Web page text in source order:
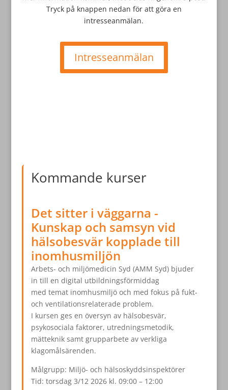
Tryck på knappen nedan för att göra en
intresseanmälan.
Intresseanmälan
Kommande kurser
Det sitter i väggarna -
Kunskap och samsyn vid
hälsobesvär kopplade till
inomhusmiljön
Arbets- och miljömedicin Syd (AMM Syd) bjuder
in till en digital utbildningsförmiddag
med temat inomhusmiljö och med fokus på fukt-
och ventilationsrelaterade problem.
I kursen ges en översyn av hälsobesvär,
psykosociala faktorer, utredningsmetodik,
mätteknik samt grupparbete av verkliga
klagomålsärenden.
Målgrupp: Miljö- och hälsoskyddsinspektörer
Tid: torsdag 3/12 2026 kl. 09:00 – 12:00